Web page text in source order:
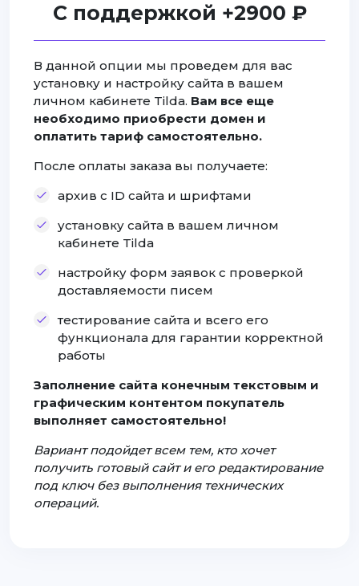
С поддержкой +2900 ₽
В данной опции мы проведем для вас
установку и настройку сайта в вашем
личном кабинете Tilda. Вам все еще
необходимо приобрести домен и
оплатить тариф самостоятельно.
После оплаты заказа вы получаете:
архив с ID сайта и шрифтами
установку сайта в вашем личном
кабинете Tilda
настройку форм заявок с проверкой
доставляемости писем
тестирование сайта и всего его
функционала для гарантии корректной
работы
Заполнение сайта конечным текстовым и
графическим контентом покупатель
выполняет самостоятельно!
Вариант подойдет всем тем, кто хочет
получить готовый сайт и его редактирование
под ключ без выполнения технических
операций.